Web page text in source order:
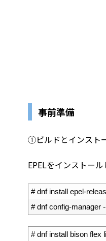
事前準備
①ビルドとインスト
EPELをインストー
# dnf install epel-
# dnf config-manager
# dnf install bison flex